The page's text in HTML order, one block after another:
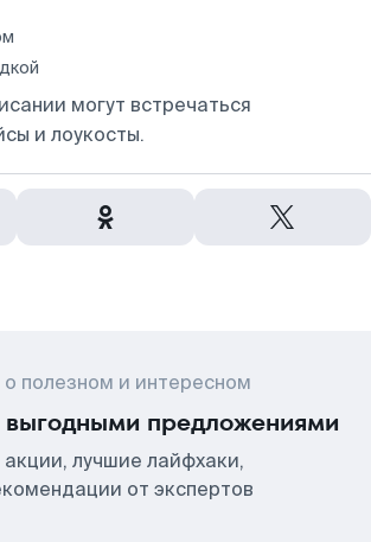
могут встречаться
и лоукосты.
полезном и интересном
предложениями
лучшие лайфхаки,
от экспертов